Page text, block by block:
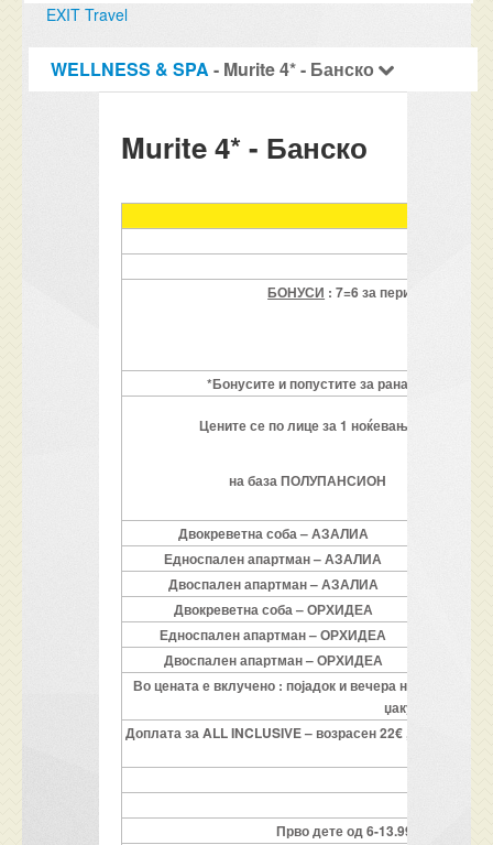
EXIT Travel
WELLNESS & SPA - Murite 4* - Банско
Murite 4* - Банско
БОНУСИ : 7=6 за период на
*Бонусите и попустите за рана
Цените се по лице за 1 ноќевање
на база ПОЛУПАНСИОН
Двокреветна соба –АЗАЛИА
Едноспален апартман –АЗАЛИА
Двоспален апартман –АЗАЛИА
Двокреветна соба –ОРХИДЕА
Едноспален апартман –ОРХИДЕА
Двоспален апартман –ОРХИДЕА
Во цената е вклучено : појадок и вечера на шведска
џакузи, сауна,
Доплата заALL INCLUSIVE– возрасен 22€ , дете од 6-
Прво дете од 6-13.99 год. на